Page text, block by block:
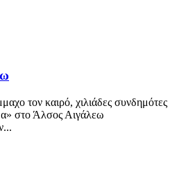
τον καιρό, χιλιάδες συνδημότες
στο Άλσος Αιγάλεω